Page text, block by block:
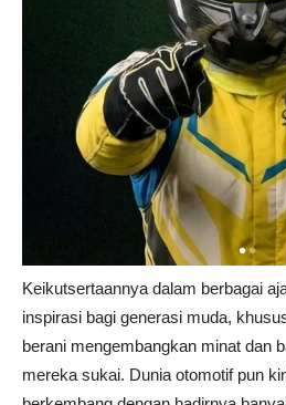
Keikutsertaannya dalam berbagai
inspirasi bagi generasi muda,
berani mengembangkan minat dan
mereka sukai. Dunia otomotif pun